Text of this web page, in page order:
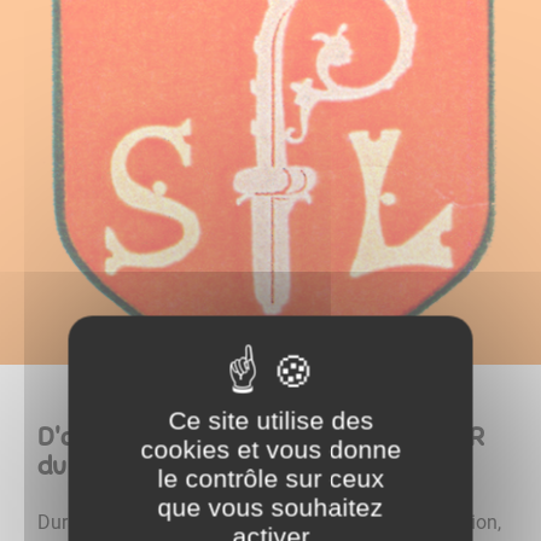
D'après un texte de Fernand FOUCHER
du 29 avril 1992...
Durant les XVII° et XVIII° siècle et jusqu'à la Révolution,
Ce site utilise des
cookies et vous donne
le contrôle sur ceux
que vous souhaitez